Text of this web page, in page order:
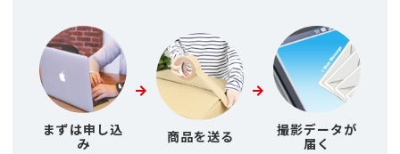
まずは申し込
み
商品を送る
撮影データが
届く